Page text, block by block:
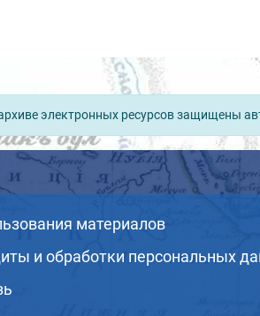
электронных ресурсов защищены
материалов
и обработки персональных